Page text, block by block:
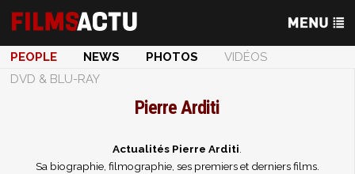
PEOPLE NEWS PHOTOS
VIDÉOS
DVD & BLU-RAY
Pierre Arditi
Actualités Pierre Arditi
Sa biographie, filmographie, ses premiers et derniers films.